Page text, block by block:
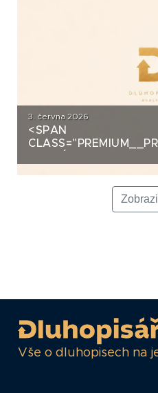
3. června 2026
<SPAN
Vše o dluhopisech na